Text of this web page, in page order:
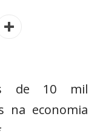
de 10 mil
na economia